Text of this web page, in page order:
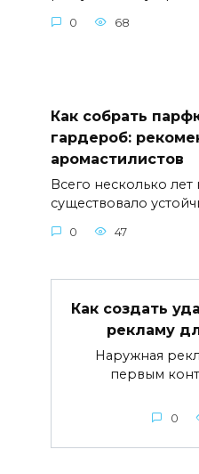
0 68
Как собрать
гардероб:
аромастилистов
Всего несколько лет
существовало
0 47
Как создать
рекламу
Наружная
первым
0